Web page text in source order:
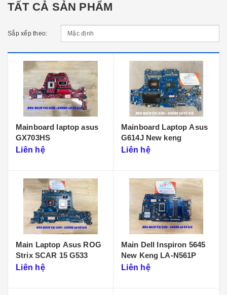
TẤT CẢ SẢN PHẨM
Sắp xếp theo:
Mainboard laptop asus
GX703HS
Liên hệ
Mainboard Laptop Asus
G614J New keng
Liên hệ
Main Laptop Asus ROG
Strix SCAR 15 G533
Liên hệ
Main Dell Inspiron 5645
New Keng LA-N561P
Liên hệ